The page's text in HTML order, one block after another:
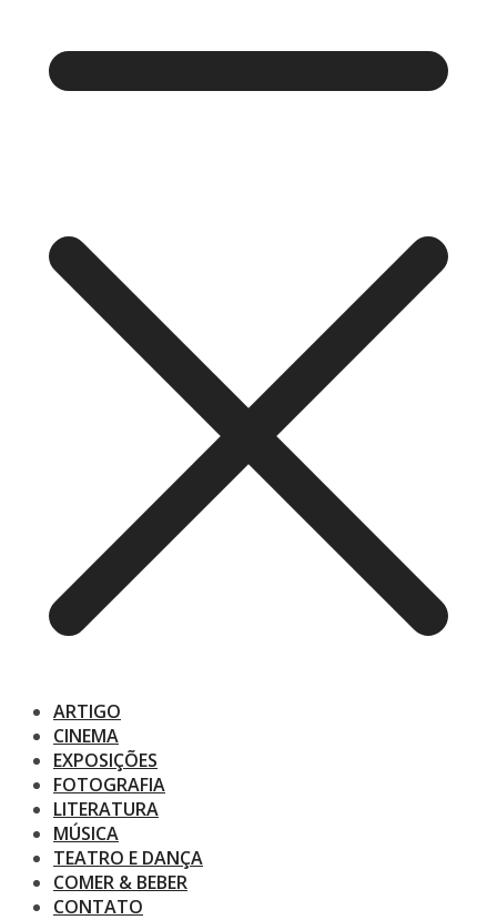
ARTIGO
CINEMA
EXPOSIÇÕES
FOTOGRAFIA
LITERATURA
MÚSICA
TEATRO E DANÇA
COMER & BEBER
CONTATO